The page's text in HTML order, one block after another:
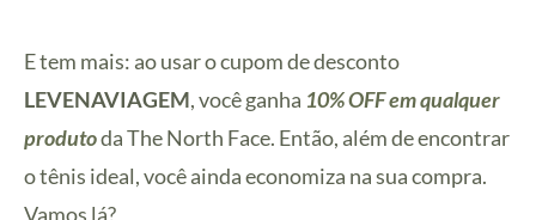
E tem mais: ao usar o cupom de desconto
LEVENAVIAGEM, você ganha 10% OFF em qualquer
produtoda The North Face. Então, além de encontrar
o tênis ideal, você ainda economiza na sua compra.
Vamos lá?